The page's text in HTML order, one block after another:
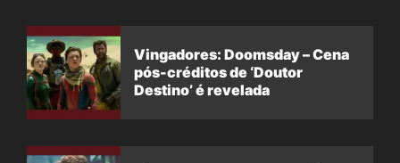
Vingadores: Doomsday – Cena
pós-créditos de ‘Doutor
Destino’ é revelada